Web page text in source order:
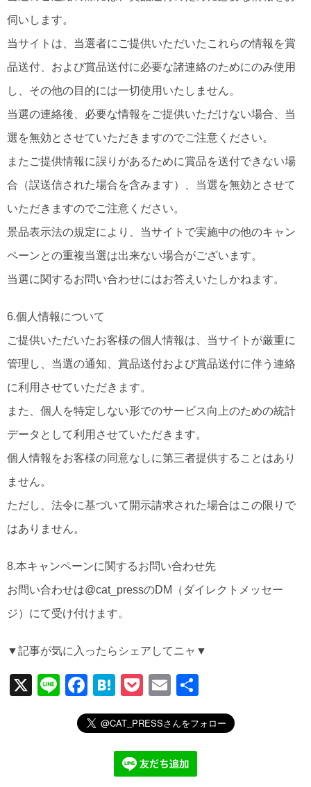
伺いします。
当サイトは、当選者にご提供いただいたこれらの情報を賞
品送付、および賞品送付に必要な諸連絡のためにのみ使用
し、その他の目的には一切使用いたしません。
当選の連絡後、必要な情報をご提供いただけない場合、当
選を無効とさせていただきますのでご注意ください。
またご提供情報に誤りがあるために賞品を送付できない場
合（誤送信された場合を含みます）、当選を無効とさせて
いただきますのでご注意ください。
景品表示法の規定により、当サイトで実施中の他のキャン
ペーンとの重複当選は出来ない場合がございます。
当選に関するお問い合わせにはお答えいたしかねます。
6.個人情報について
ご提供いただいたお客様の個人情報は、当サイトが厳重に
管理し、当選の通知、賞品送付および賞品送付に伴う連絡
に利用させていただきます。
また、個人を特定しない形でのサービス向上のための統計
データとして利用させていただきます。
個人情報をお客様の同意なしに第三者提供することはあり
ません。
ただし、法令に基づいて開示請求された場合はこの限りで
はありません。
8.本キャンペーンに関するお問い合わせ先
お問い合わせは@cat_pressのDM（ダイレクトメッセー
ジ）にて受け付けます。
▼記事が気に入ったらシェアしてニャ▼
X
Li
F
a
c
H
at
e
n
a
P
o
ck
et
E
m
ail
有